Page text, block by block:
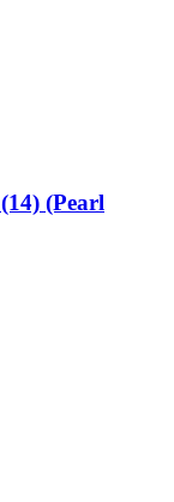
(Pearl